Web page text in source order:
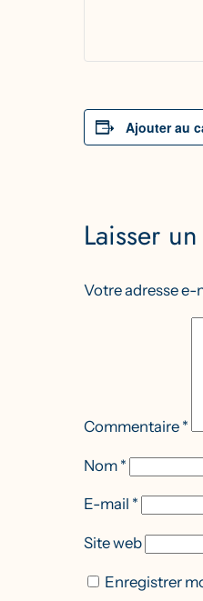
Ajouter au
Laisser
Votre adresse e-
Commentaire *
Nom *
E-mail *
Site web
Enregistrer